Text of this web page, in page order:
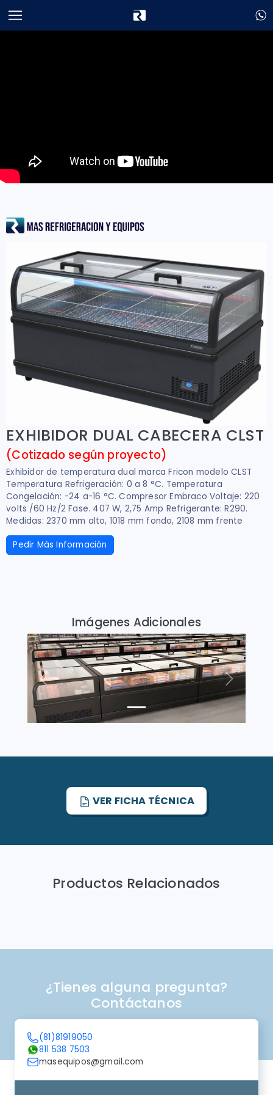
EXHIBIDOR DUAL CABECERA CLST
(Cotizado según proyecto)
Exhibidor de temperatura dual marca Fricon modelo CLST
Temperatura Refrigeración: 0 a 8 °C. Temperatura
Congelación: -24 a-16 °C. Compresor Embraco Voltaje: 220
volts /60 Hz/2 Fase. 407 W, 2,75 Amp Refrigerante: R290.
Medidas: 2370 mm alto, 1018 mm fondo, 2108 mm frente
Pedir Más Información
Imágenes Adicionales
Previous Next
VER FICHA TÉCNICA
Productos Relacionados
¿Tienes alguna pregunta?
Contáctanos
(81)81919050
811 538 7503
masequipos@gmail.com